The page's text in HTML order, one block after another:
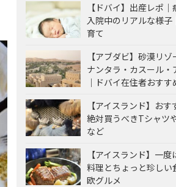
【ドバイ】出産レポ
入院中のリアルな様
育て
【アブダビ】砂漠リ
ナンタラ・カスール・
｜ドバイ在住者おすす
【アイスランド】おす
絶対買うべきTシャツ
など
【アイスランド】一
料理とちょっと珍しい
欧グルメ